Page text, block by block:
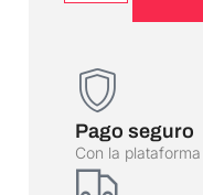
Pago seguro
Con la